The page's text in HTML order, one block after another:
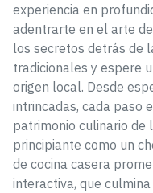
experiencia en
adentrarte en el arte
los secretos detrás de
tradicionales y espere
origen local. Desde
intrincadas, cada paso
patrimonio culinario de
principiante como un
de cocina casera
interactiva, que